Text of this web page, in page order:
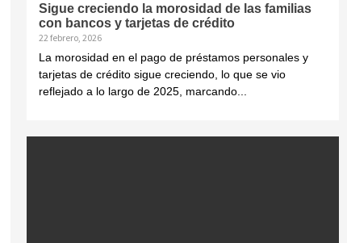
Sigue creciendo la morosidad de las familias
con bancos y tarjetas de crédito
22 febrero, 2026
La morosidad en el pago de préstamos personales y
tarjetas de crédito sigue creciendo, lo que se vio
reflejado a lo largo de 2025, marcando...